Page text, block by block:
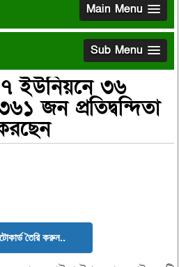
Main Menu
Sub Menu
ইউনিয়নে ৩৬
জন প্রতিদ্বন্দিতা
তৈরি করুন..